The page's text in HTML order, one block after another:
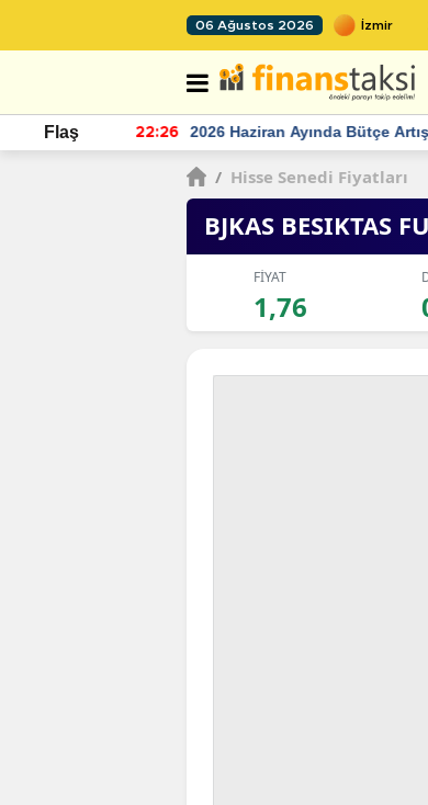
06 Ağustos 2026
Flaş 22:26
2026 Haziran Ayında Bütçe
Yaşandı
/ Hisse Senedi Fiyatları
BJKAS BESIKTAS
FİYAT
1,76